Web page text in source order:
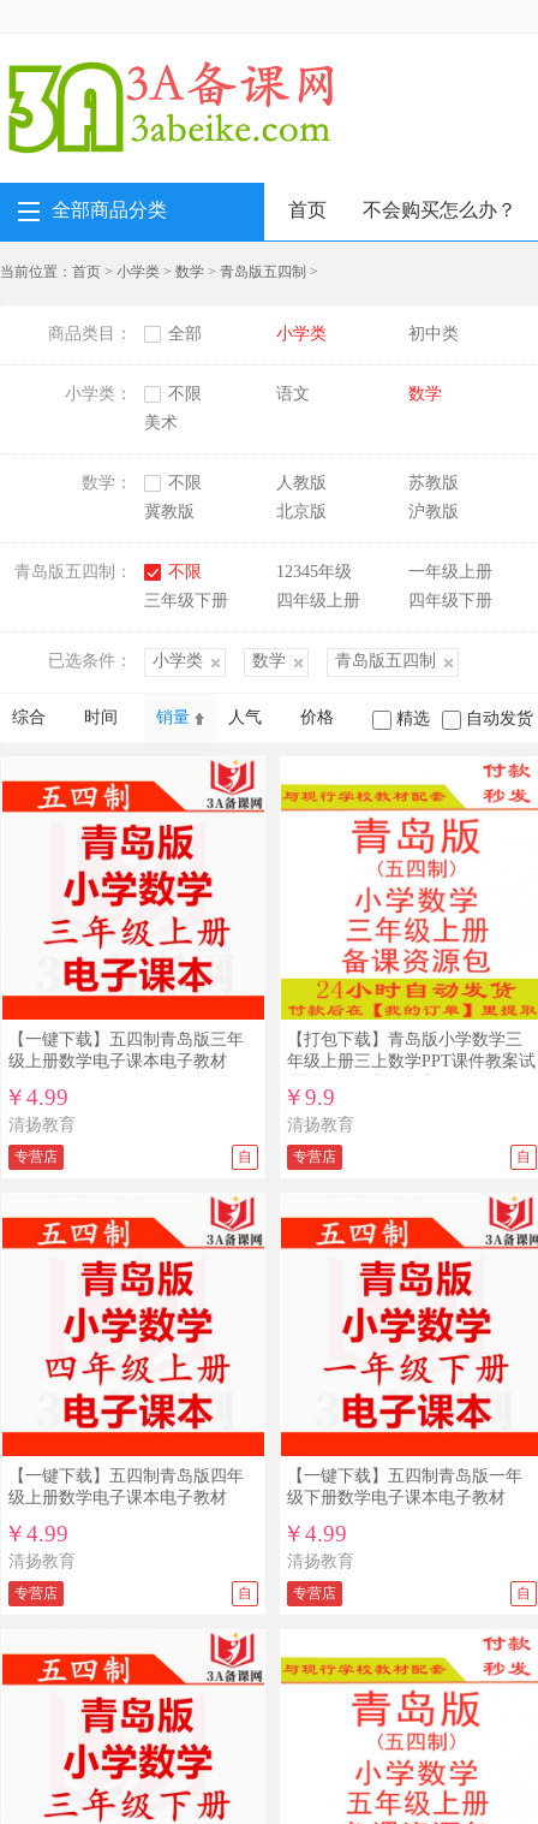
全部商品分类 首页 不会购买怎么办？
当前位置： 首页 > 小学类 > 数学 > 青岛版五四制 >
商品类目： 全部 小学类 初中类
小学类： 不限 语文
数学
美术
数学： 不限 人教版
苏教版
冀教版
北京版 沪教版
青岛版五四制： 不限 12345年级
一年级上册
三年级下册
四年级上册 四年级下册
已选条件： 小学类 数学 青岛版五四制
综合 时间 销量 人气 价格 精选 自动发货
【一键下载】五四制青岛版三年
级上册数学电子课本电子教材
￥4.99
清扬教育
专营店 自
【打包下载】青岛版小学数学三
年级上册三上数学PPT课件教案试
￥9.9
清扬教育
专营店 自
【一键下载】五四制青岛版四年
级上册数学电子课本电子教材
￥4.99
清扬教育
专营店 自
【一键下载】五四制青岛版一年
级下册数学电子课本电子教材
￥4.99
清扬教育
专营店 自